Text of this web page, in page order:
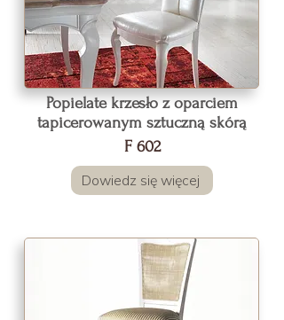
Popielate krzesło z oparciem
tapicerowanym sztuczną skórą
F 602
Dowiedz się więcej